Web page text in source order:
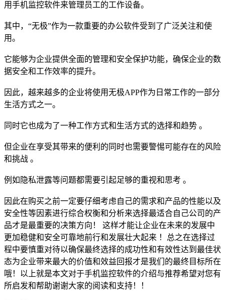
用手机监控软件来管理员工的工作设备。
其中，“无极”作为一款重要的办公软件受到了广泛关注和使
用。
它能够为企业提供全面的管理和安全保护功能，确保企业的数
据安全和工作效率的提升。
因此，越来越多的企业将使用无极APP作为日常工作的一部分
生活方式之一。
同时它也成为了一种工作方式和生活方式的选择和趋势 。
但企业在享受其带来的便利的同时也需要警惕可能存在的风险
和挑战 。
例如隐私泄露等问题都需要引起足够的重视和思考 。
因此在购买之前一定要仔细考虑自己的需求和产品的性能以及
安全性等因素进行综合权衡和分析来选择最适合自己公司的产
品才是最重要的决策方向！ 这样才能让企业在未来的发展中
更加稳健和安全可靠地前行和发展壮大起来 ！总之在选择过
程中要慎重对待以确保最终选择的成功性和有效性达到最佳状
态为企业带来最大的价值和效益回报才是我们的最终目标所在
哦！以上就是本文对于手机监控软件的介绍与推荐希望对您有
所启发和帮助谢谢大家的阅读和支持！！